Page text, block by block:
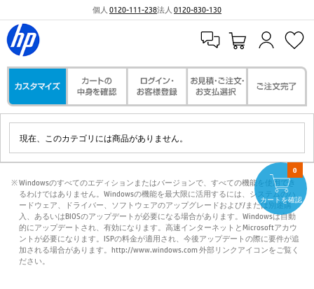
個人 0120-111-238法人 0120-830-130
現在、このカテゴリには商品がありません。
0
カートを確認
※ Windowsのすべてのエディションまたはバージョンで、すべての機能を使用でき
るわけではありません。Windowsの機能を最大限に活用するには、システムのハ
ードウェア、ドライバー、ソフトウェアのアップグレードおよび/または別途購
入、あるいはBIOSのアップデートが必要になる場合があります。Windowsは自動
的にアップデートされ、有効になります。高速インターネットとMicrosoftアカウ
ントが必要になります。ISPの料金が適用され、今後アップデートの際に要件が追
加される場合があります。http://www.windows.com 外部リンクアイコンをご覧く
ださい。